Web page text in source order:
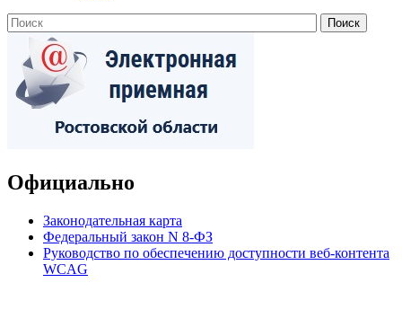
Официально
Законодательная карта
Федеральный закон N 8-ФЗ
Руководство по обеспечению доступности веб-контента
WCAG